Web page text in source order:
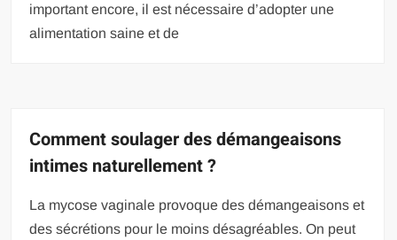
important encore, il est nécessaire d’adopter une
alimentation saine et de
Comment soulager des démangeaisons
intimes naturellement ?
La mycose vaginale provoque des démangeaisons et
des sécrétions pour le moins désagréables. On peut